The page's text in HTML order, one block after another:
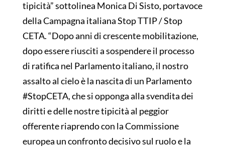
tipicità” sottolinea Monica Di Sisto, portavoce
della Campagna italiana Stop TTIP / Stop
CETA. “Dopo anni di crescente mobilitazione,
dopo essere riusciti a sospendere il processo
di ratifica nel Parlamento italiano, il nostro
assalto al cielo è la nascita di un Parlamento
#StopCETA, che si opponga alla svendita dei
diritti e delle nostre tipicità al peggior
offerente riaprendo con la Commissione
europea un confronto decisivo sul ruolo e la